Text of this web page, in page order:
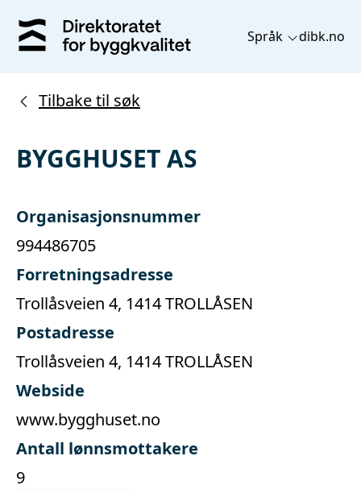
Språk dibk.no
Tilbake til søk
BYGGHUSET AS
Organisasjonsnummer
994486705
Forretningsadresse
Trollåsveien 4, 1414 TROLLÅSEN
Postadresse
Trollåsveien 4, 1414 TROLLÅSEN
Webside
www.bygghuset.no
Antall lønnsmottakere
9